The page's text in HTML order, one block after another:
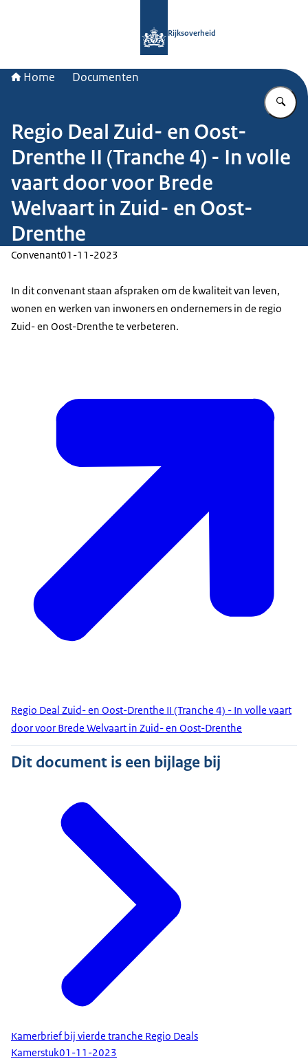
Rijksoverheid
Home Documenten
Regio Deal Zuid- en Oost-
Drenthe II (Tranche 4) - In volle
vaart door voor Brede
Welvaart in Zuid- en Oost-
Drenthe
Convenant01-11-2023
In dit convenant staan afspraken om de kwaliteit van leven,
wonen en werken van inwoners en ondernemers in de regio
Zuid- en Oost-Drenthe te verbeteren.
Regio Deal Zuid- en Oost-Drenthe II (Tranche 4) - In volle vaart
door voor Brede Welvaart in Zuid- en Oost-Drenthe
Dit document is een bijlage bij
Kamerbrief bij vierde tranche Regio Deals
Kamerstuk01-11-2023